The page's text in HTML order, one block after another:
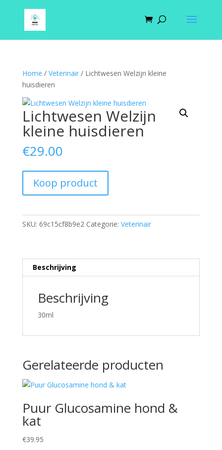
Home / Veterinair/ Lichtwesen Welzijn kleine
huisdieren
Lichtwesen Welzijn
kleine huisdieren
€29.00
Koop product
SKU: 69c15cf8b9e2 Categorie: Veterinair
Beschrijving
Beschrijving
30ml
Gerelateerde producten
Puur Glucosamine hond &
kat
€39.95